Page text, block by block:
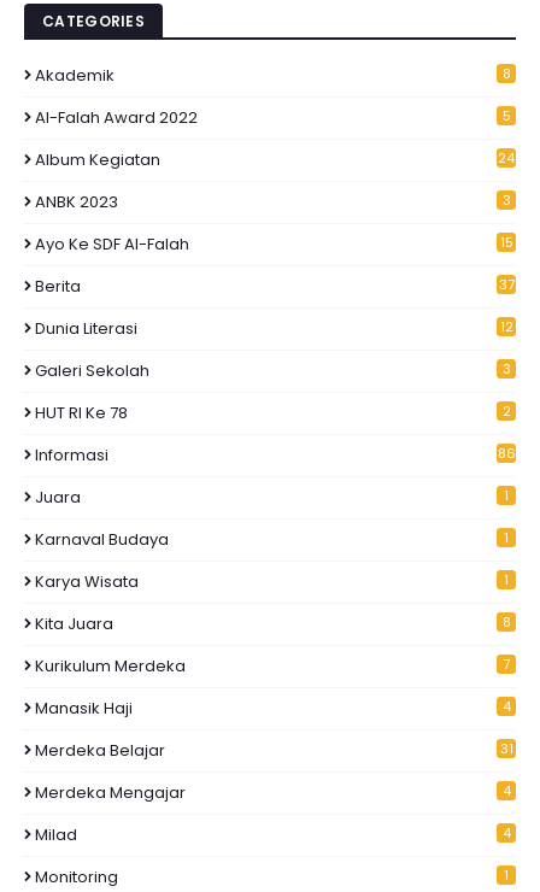
CATEGORIES
Akademik 8
Al-Falah Award 2022 5
Album Kegiatan 24
ANBK 2023 3
Ayo Ke SDF Al-Falah 15
Berita 37
Dunia Literasi 12
Galeri Sekolah 3
HUT RI Ke 78 2
Informasi 86
Juara 1
Karnaval Budaya 1
Karya Wisata 1
Kita Juara 8
Kurikulum Merdeka 7
Manasik Haji 4
Merdeka Belajar 31
Merdeka Mengajar 4
Milad 4
Monitoring 1